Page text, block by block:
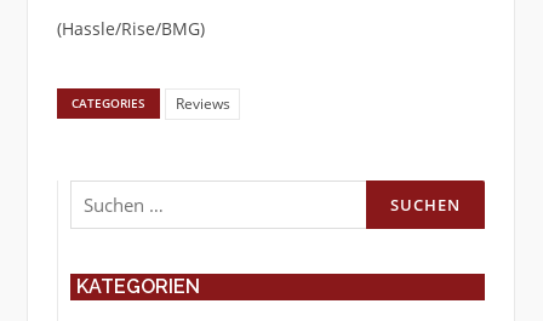
(Hassle/Rise/BMG)
CATEGORIES Reviews
Suchen
nach:
KATEGORIEN